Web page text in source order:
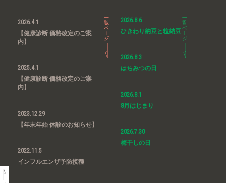
2026.4.1
【健康診断 価格改定のご案
内】
2025.4.1
【健康診断 価格改定のご案
内】
2023.12.29
【年末年始 休診のお知らせ】
2022.11.5
インフルエンザ予防接種
2026.8.6
ひきわり納豆と粒納豆
2026.8.3
はちみつの日
2026.8.1
8月はじまり
2026.7.30
梅干しの日